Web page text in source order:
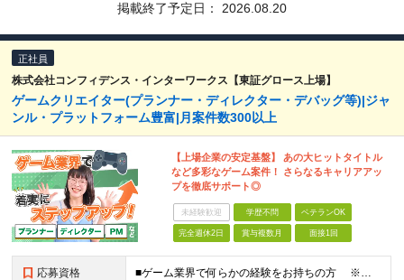
掲載終了予定日： 2026.08.20
正社員
株式会社コンフィデンス・インターワークス【東証グロース上場】
ゲームクリエイター(プランナー・ディレクター・デバッグ等)|ジャ
ンル・プラットフォーム豊富|月案件数300以上
【上場企業の安定基盤】 あの大ヒットタイトル
など多彩なゲーム案件！ さらなるキャリアアッ
プを徹底サポート◎
未経験歓迎 学歴不問 ベテランOK
完全週休2日 賞与複数月 面接1回
応募資格 ■ゲーム業界で何らかの経験をお持ちの方 ※直近のご経歴がゲーム業界の方は面接確約 ※下記のような業界で実務経験をお持ちの方もスキルを活かせます。 （アニメ・マンガ・テレビ・配信・映像・Webおよ